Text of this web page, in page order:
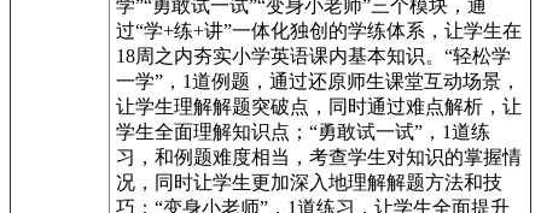
学”“勇敢试一试”“变身小老师”三个模块，通
过“学+练+讲”一体化独创的学练体系，让学生在
18周之内夯实小学英语课内基本知识。“轻松学
一学”，1道例题，通过还原师生课堂互动场景，
让学生理解解题突破点，同时通过难点解析，让
学生全面理解知识点；“勇敢试一试”，1道练
习，和例题难度相当，考查学生对知识的掌握情
况，同时让学生更加深入地理解解题方法和技
巧；“变身小老师”，1道练习，让学生全面提升